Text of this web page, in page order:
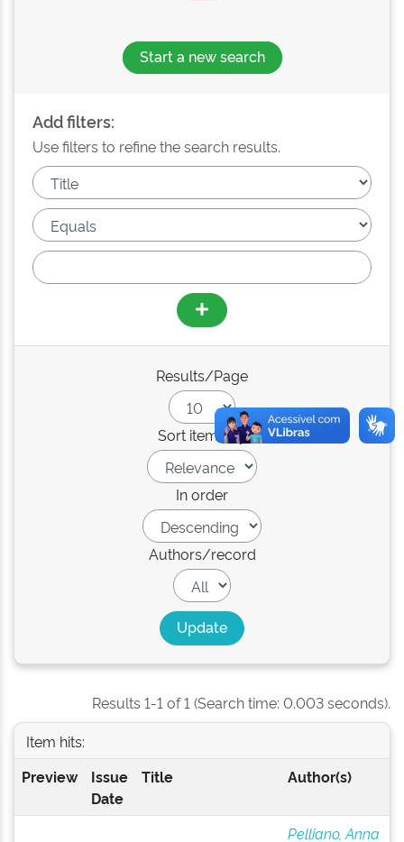
Start a new search
Add filters:
Use filters to refine the search results.
Results/Page
Sort items by
In order
Authors/record
Results 1-1 of 1 (Search time: 0.003 seconds).
Item hits:
Preview
Issue
Date
Title Author(s)
Pelliano, Anna